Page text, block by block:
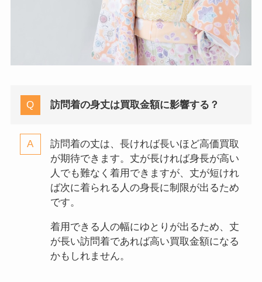
訪問着の身丈は買取金額に影響する？
訪問着の丈は、長ければ長いほど高価買取
が期待できます。丈が長ければ身長が高い
人でも難なく着用できますが、丈が短けれ
ば次に着られる人の身長に制限が出るため
です。
着用できる人の幅にゆとりが出るため、丈
が長い訪問着であれば高い買取金額になる
かもしれません。